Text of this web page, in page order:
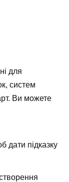
для
систем
Ви можете
дати підказку